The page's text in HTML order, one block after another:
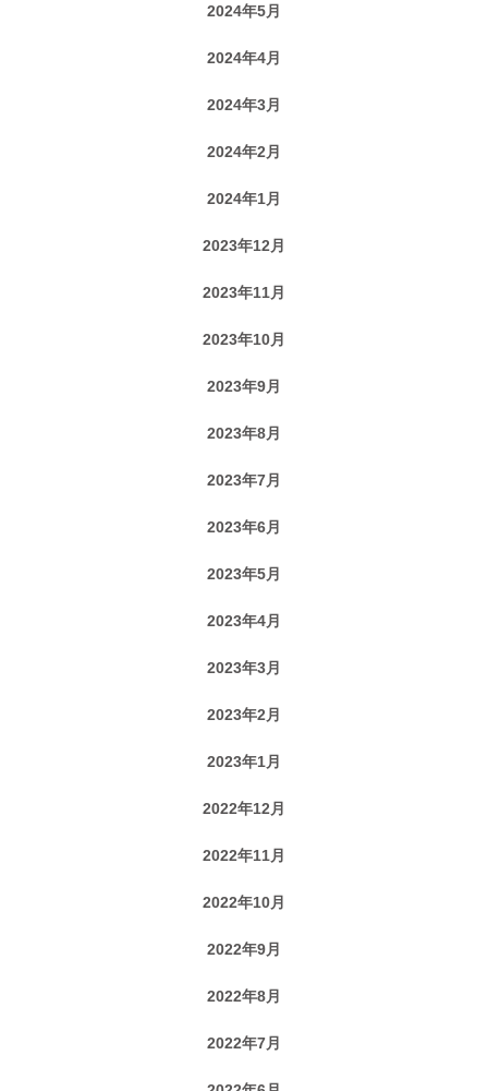
2024年5月
2024年4月
2024年3月
2024年2月
2024年1月
2023年12月
2023年11月
2023年10月
2023年9月
2023年8月
2023年7月
2023年6月
2023年5月
2023年4月
2023年3月
2023年2月
2023年1月
2022年12月
2022年11月
2022年10月
2022年9月
2022年8月
2022年7月